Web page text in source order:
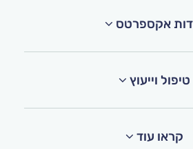
אקספרטס
טיפול וייעוץ
קראו עוד